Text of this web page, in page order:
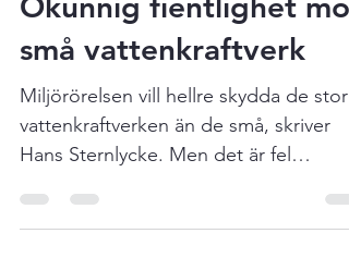
mot regeringens hantering av
omprövningarna av miljövillkor för den
småskaliga vattenkraften. Trots tydliga
åtaganden i Tidöavtalet om att värna
elförsörjning, skydda små aktörer från
orimliga kostnader och beakta
kulturhistoriska värden, har
b
19 aug. 2025
1 min läsning
Okunnig fientlighet mot
små vattenkraftverk
vattenkraftverken än de små, skriver